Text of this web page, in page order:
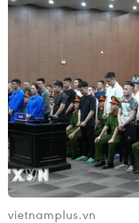
vietnamplus.vn